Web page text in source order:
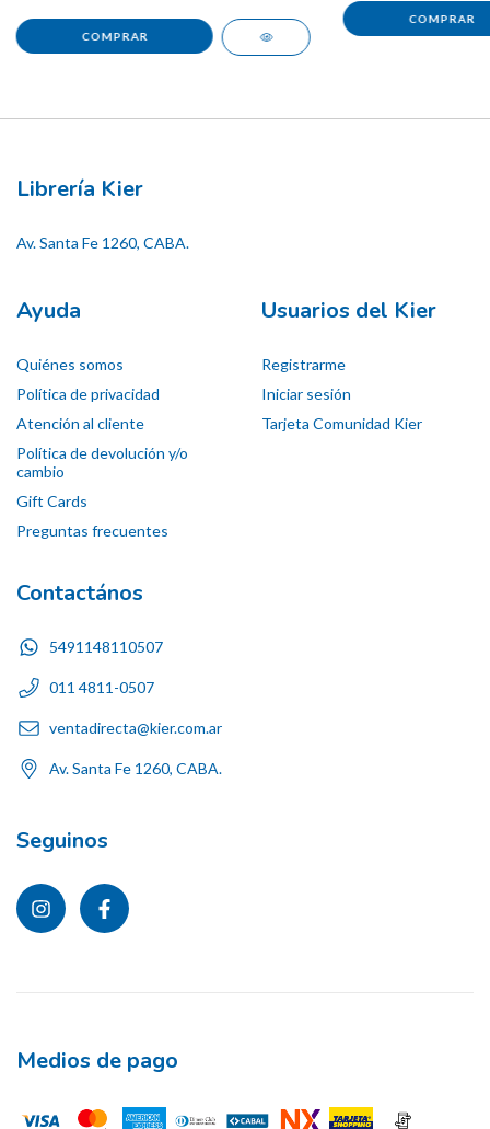
Librería Kier
Av. Santa Fe 1260, CABA.
Ayuda
Quiénes somos
Política de privacidad
Atención al cliente
Política de devolución y/o
cambio
Gift Cards
Preguntas frecuentes
Usuarios del Kier
Registrarme
Iniciar sesión
Tarjeta Comunidad Kier
Contactános
5491148110507
011 4811-0507
ventadirecta@kier.com.ar
Av. Santa Fe 1260, CABA.
Seguinos
Medios de pago